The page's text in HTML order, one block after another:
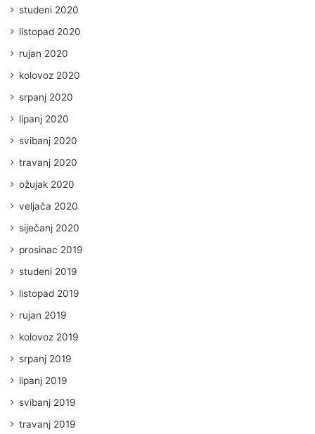
studeni 2020
listopad 2020
rujan 2020
kolovoz 2020
srpanj 2020
lipanj 2020
svibanj 2020
travanj 2020
ožujak 2020
veljača 2020
siječanj 2020
prosinac 2019
studeni 2019
listopad 2019
rujan 2019
kolovoz 2019
srpanj 2019
lipanj 2019
svibanj 2019
travanj 2019